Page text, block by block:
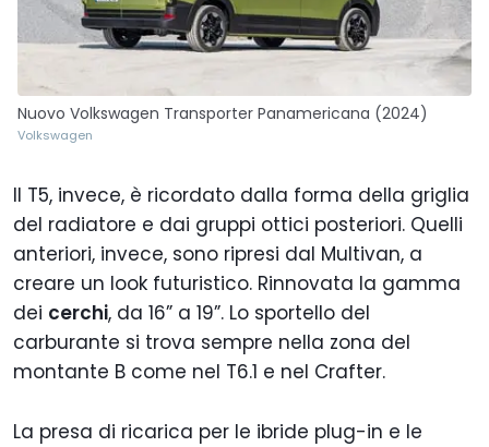
Nuovo Volkswagen Transporter Panamericana (2024)
Volkswagen
Il T5, invece, è ricordato dalla forma della griglia
del radiatore e dai gruppi ottici posteriori. Quelli
anteriori, invece, sono ripresi dal Multivan, a
creare un look futuristico. Rinnovata la gamma
dei cerchi, da 16” a 19”. Lo sportello del
carburante si trova sempre nella zona del
montante B come nel T6.1 e nel Crafter.
La presa di ricarica per le ibride plug-in e le